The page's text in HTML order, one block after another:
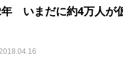
いまだに約4万人が
2018.04.16